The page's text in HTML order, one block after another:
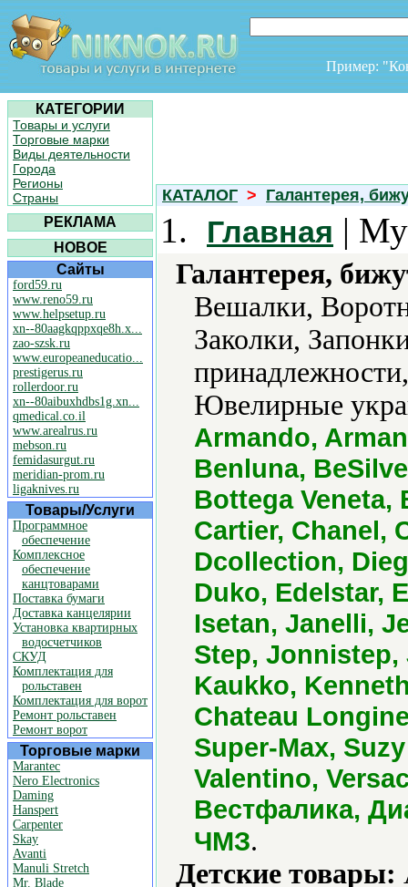
Пример:
КАТЕГОРИИ
Товары и услуги
Торговые марки
Виды деятельности
Города
Регионы
Страны
РЕКЛАМА
НОВОЕ
Сайты
ford59.ru
www.reno59.ru
www.helpsetup.ru
xn--80aagkqppxqe8h.x...
zao-szsk.ru
www.europeaneducatio...
prestigerus.ru
rollerdoor.ru
xn--80aibuxhdbs1g.xn...
qmedical.co.il
www.arealrus.ru
mebson.ru
femidasurgut.ru
meridian-prom.ru
ligaknives.ru
Товары/Услуги
Программное
обеспечение
Комплексное
обеспечение
канцтоварами
Поставка бумаги
Доставка канцелярии
Установка квартирных
водосчетчиков
СКУД
Комплектация для
рольставен
Комплектация для ворот
Ремонт рольставен
Ремонт ворот
Торговые марки
Marantec
Nero Electronics
Daming
Hanspert
Carpenter
Skay
Avanti
Manuli Stretch
Mr. Blade
КАТАЛОГ > Галантерея,
1. Главная |
Галантерея,
Вешалки,
Заколки,
Ювелирные
Armando,
Benluna,
Bottega Veneta,
Cartier, Chanel,
Dcollection,
Duko, Edelstar,
Isetan, Janelli,
Step,
Kaukko,
Chateau
Super-Max,
Valentino,
Вестфалика,
ЧМЗ.
Детские товары: